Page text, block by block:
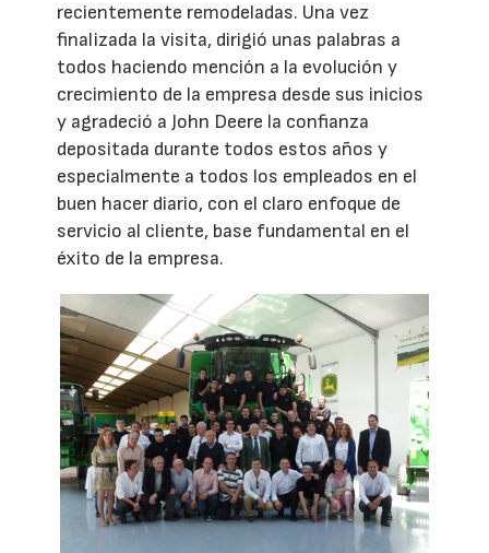
recientemente remodeladas. Una vez
finalizada la visita, dirigió unas palabras a
todos haciendo mención a la evolución y
crecimiento de la empresa desde sus inicios
y agradeció a John Deere la confianza
depositada durante todos estos años y
especialmente a todos los empleados en el
buen hacer diario, con el claro enfoque de
servicio al cliente, base fundamental en el
éxito de la empresa.